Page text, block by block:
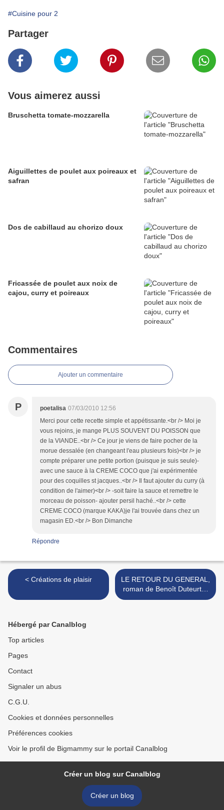
#Cuisine pour 2
Partager
Vous aimerez aussi
Bruschetta tomate-mozzarella
Aiguillettes de poulet aux poireaux et
safran
Dos de cabillaud au chorizo doux
Fricassée de poulet aux noix de
cajou, curry et poireaux
Commentaires
Ajouter un commentaire
P poetalisa 07/03/2010 12:56
Merci pour cette recette simple et appétissante.<br /> Moi je
vous rejoins, je mange PLUS SOUVENT DU POISSON que
de la VIANDE..<br /> Ce jour je viens de faire pocher de la
morue dessalée (en changeant l'eau plusieurs fois)<br /> je
compte préparer une petite portion (puisque je suis seule)-
avec une sauce à la CREME COCO que j'ai expérimentée
pour des coquilles st jacques..<br /> Il faut ajouter du curry (à
condition de l'aimer)<br /> -soit faire la sauce et remettre le
morceau de poisson- ajouter persil haché..<br /> cette
CREME COCO (marque KAKA)je l'ai trouvée dans chez un
magasin ED.<br /> Bon Dimanche
Répondre
< Créations de plaisir
LE RETOUR DU GENERAL,
roman de Benoît Duteurtre
>
Hébergé par Canalblog
Top articles
Pages
Contact
Signaler un abus
C.G.U.
Cookies et données personnelles
Préférences cookies
Voir le profil de Bigmammy sur le portail Canalblog
Créer un blog sur Canalblog
Créer un blog